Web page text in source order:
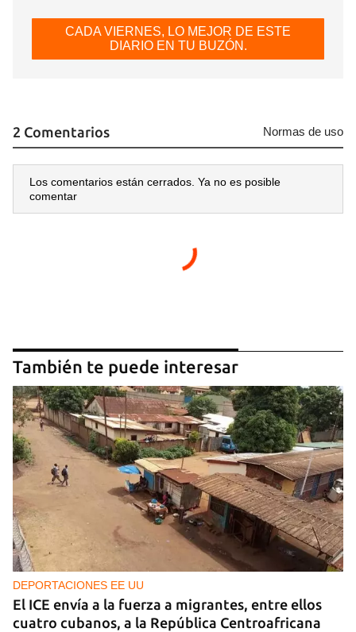
CADA VIERNES, LO MEJOR DE ESTE
DIARIO EN TU BUZÓN.
2 Comentarios Normas de uso
Los comentarios están cerrados. Ya no es posible
comentar
También te puede interesar
DEPORTACIONES EE UU
El ICE envía a la fuerza a migrantes, entre ellos
cuatro cubanos, a la República Centroafricana